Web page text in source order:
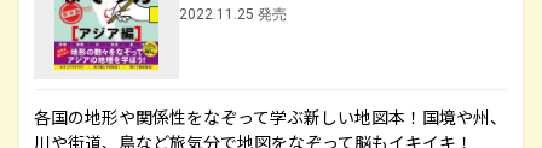
2022.11.25 発売
各国の地形や関係性をなぞって学ぶ新しい地図本！国境や州、
川や街道、島など旅気分で地図をなぞって脳もイキイキ！